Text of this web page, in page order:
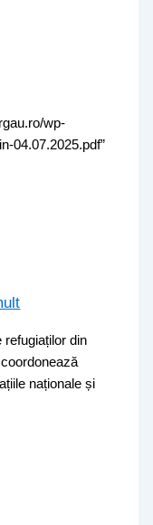
wp-
04.07.2025.pdf”
refugiaților din
naționale și